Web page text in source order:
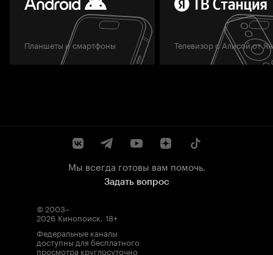
Планшеты и смартфоны Телевизор с Алисой от
Мы всегда готовы вам помочь.
Задать вопрос
© 2003–
2026 Кинопоиск. 18+
Федеральные каналы
доступны для бесплатного
просмотра круглосуточно